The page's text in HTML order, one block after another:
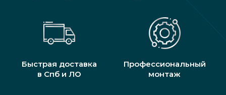
Быстрая доставка
в Спб и ЛО
Профессиональный
монтаж